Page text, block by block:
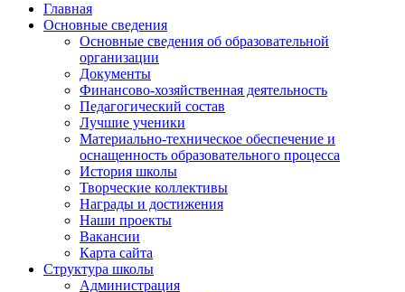
Главная
Основные сведения
Основные сведения об образовательной
организации
Документы
Финансово-хозяйственная деятельность
Педагогический состав
Лучшие ученики
Материально-техническое обеспечение и
оснащенность образовательного процесса
История школы
Творческие коллективы
Награды и достижения
Наши проекты
Вакансии
Карта сайта
Структура школы
Администрация